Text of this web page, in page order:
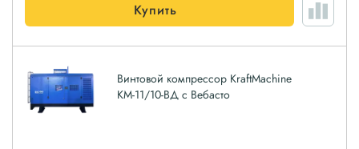
Купить
Винтовой компрессор KraftMachine
КМ-11/10-ВД с Вебасто